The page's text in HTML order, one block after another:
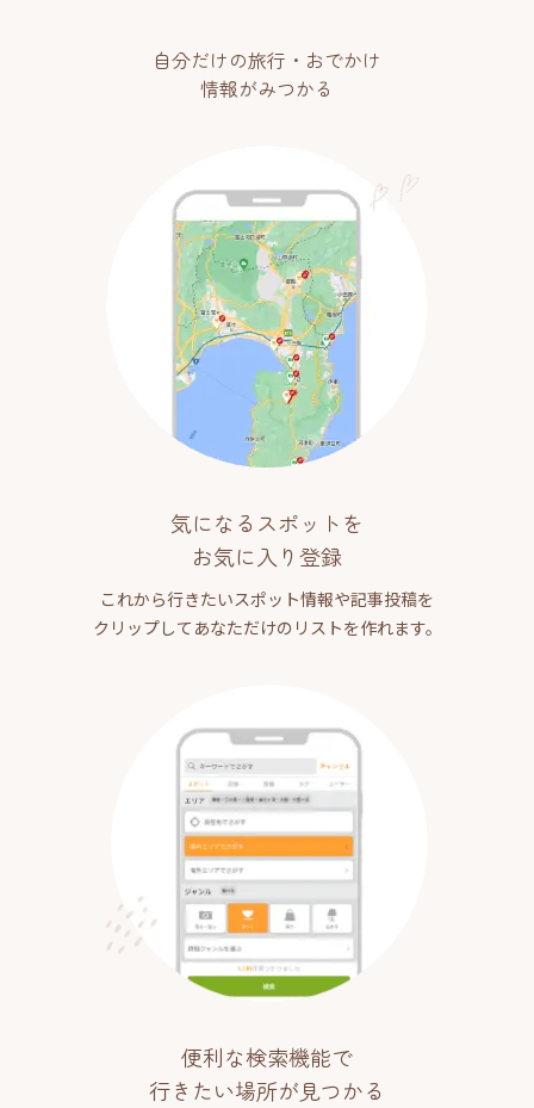
自分だけの旅行・おでかけ
情報がみつかる
気になるスポットを
お気に入り登録
これから行きたいスポット情報や記事投稿を
クリップしてあなただけのリストを作れます。
便利な検索機能で
行きたい場所が見つかる